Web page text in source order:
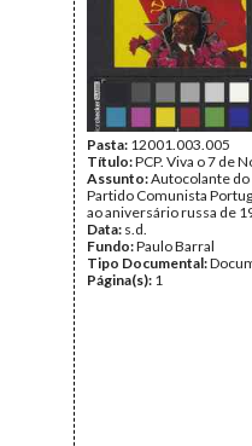
Pasta: 12001.003.005
Título:PCP. Viva o 7 de
Assunto:Autocolante do
Partido Comunista
ao aniversário russa de
Data: s.d.
Fundo:Paulo Barral
Tipo Documental:
Página(s): 1